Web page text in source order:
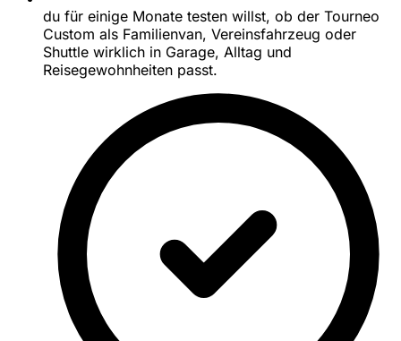
du für einige Monate testen willst, ob der Tourneo
Custom als Familienvan, Vereinsfahrzeug oder
Shuttle wirklich in Garage, Alltag und
Reisegewohnheiten passt.